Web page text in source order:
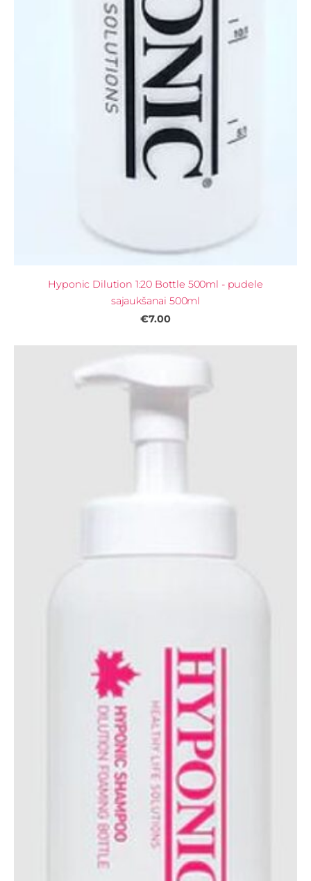
Hyponic Dilution 1:20 Bottle 500ml - pudele
sajaukšanai 500ml
€7.00